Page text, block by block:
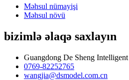
Məhsul nümayişi
Məhsul növü
bizimlə əlaqə saxlayın
Guangdong De Sheng
0769-82252765
wangjia@dsmodel.com.cn